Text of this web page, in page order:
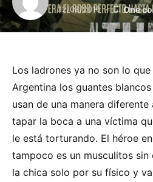
12/08/2016 One
Los ladrones ya no son lo
Argentina los guantes
usan de una manera
tapar la boca a una víctima
le está torturando. El héroe
tampoco es un musculitos sin
la chica solo por su físico y